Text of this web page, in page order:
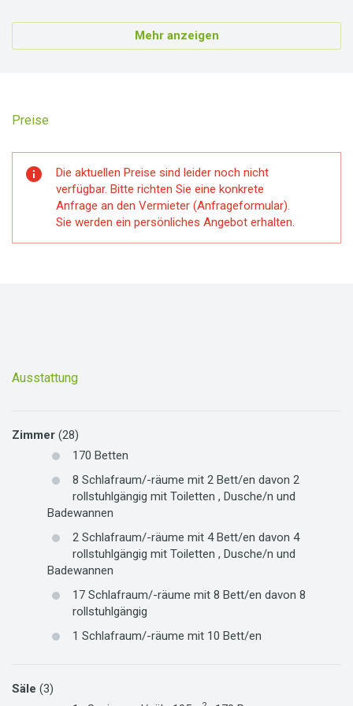
Mehr anzeigen
Preise
info
Die aktuellen Preise sind leider noch nicht
verfügbar. Bitte richten Sie eine konkrete
Anfrage an den Vermieter (Anfrageformular).
Sie werden ein persönliches Angebot erhalten.
Ausstattung
Zimmer (28)
170 Betten
8 Schlafraum/-räume mit 2 Bett/en davon 2
rollstuhlgängig mit Toiletten , Dusche/n und
Badewannen
2 Schlafraum/-räume mit 4Bett/en davon 4
rollstuhlgängig mit Toiletten , Dusche/n und
Badewannen
17 Schlafraum/-räume mit 8 Bett/en davon 8
rollstuhlgängig
1 Schlafraum/-räume mit 10 Bett/en
Säle (3)